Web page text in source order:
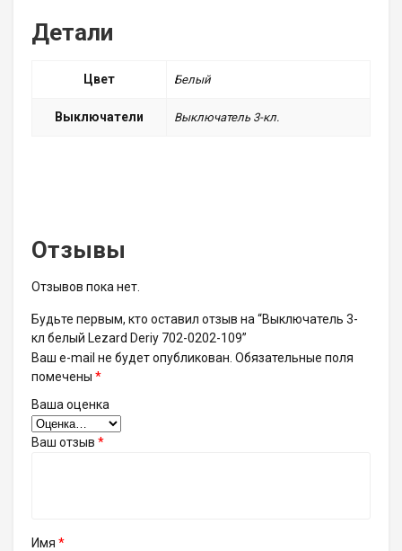
Детали
Цвет Белый
Выключатели Выключатель 3-кл.
Отзывы
Отзывов пока нет.
Будьте первым, кто оставил отзыв на “Выключатель 3-
кл белый Lezard Deriy 702-0202-109”
Ваш e-mail не будет опубликован. Обязательные поля
помечены *
Ваша оценка
Ваш отзыв *
Имя *